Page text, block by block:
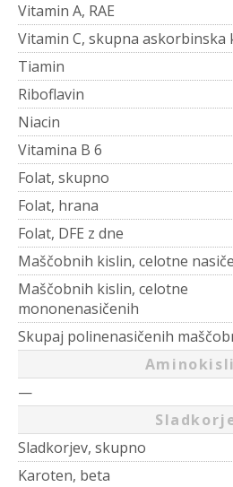
Vitamin A, RAE
Vitamin C, skupna askorbinska
Tiamin
Riboflavin
Niacin
Vitamina B 6
Folat, skupno
Folat, hrana
Folat, DFE z dne
Maščobnih kislin, celotne
Maščobnih kislin, celotne
mononenasičenih
Skupaj polinenasičenih
—
Sladkorjev, skupno
Karoten, beta